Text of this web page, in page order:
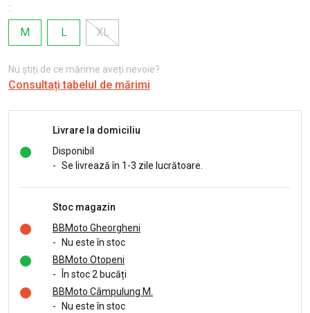
:
M
L XL
Nu știți de ce mărime aveți nevoie?
Consultați tabelul de mărimi
Livrare la domiciliu
Disponibil
- Se livrează în 1-3 zile lucrătoare.
Stoc magazin
BBMoto Gheorgheni
-
Nu este în stoc
BBMoto Otopeni
-
În stoc 2 bucăți
BBMoto Câmpulung M.
-
Nu este în stoc